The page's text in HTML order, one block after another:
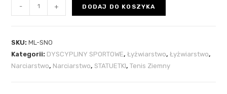
- + DODAJ DO KOSZYKA
SKU:ML-SNO
Kategorii: DYSCYPLINY SPORTOWE,Łyżwiarstwo,Łyżwiarstwo,
Narciarstwo, Narciarstwo, STATUETKI,Tenis Ziemny